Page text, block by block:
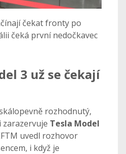
čekat fronty po
čeká první nedočkavec
3 už se čekají
rozhodnutý,
zarazervuje Tesla Model
uvedl rozhovor
i když je